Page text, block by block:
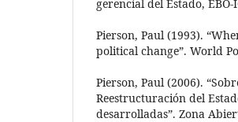
gerencial del Estado, EBO-
Pierson, Paul (1993).
political change”. World
Pierson, Paul (2006).
Reestructuración del
desarrolladas”. Zona